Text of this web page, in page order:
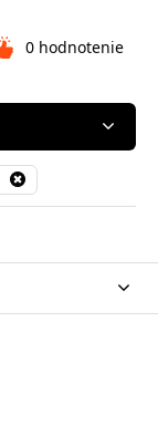
0 hodnotenie